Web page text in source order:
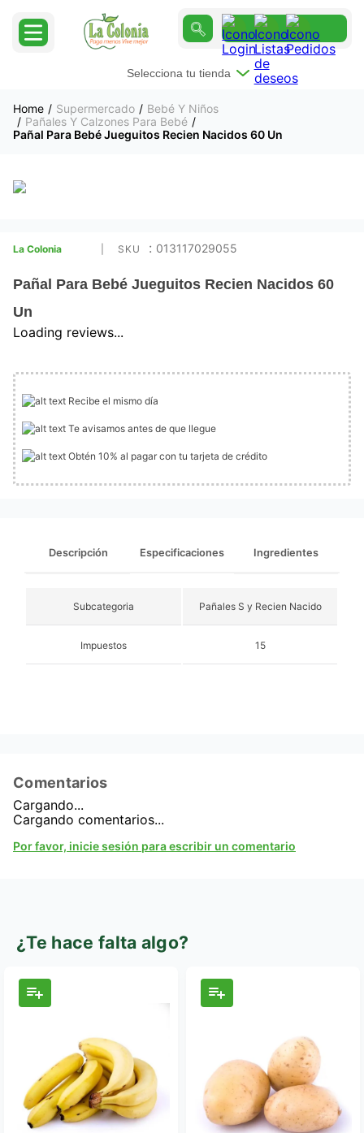
Selecciona tu tienda
Supermercado
Bebé Y Niños
Pañales Y Calzones Para Bebé
Pañal Para Bebé Jueguitos Recien Nacidos 60 Un
La Colonia : 013117029055
Pañal Para Bebé Jueguitos Recien Nacidos 60
Un
Loading reviews...
Recibe el mismo día
Te avisamos antes de que llegue
Obtén 10% al pagar con tu tarjeta de crédito
Descripción Especificaciones Ingredientes
Subcategoria Pañales S y Recien Nacido
Impuestos 15
Comentarios
Cargando...
Por favor, inicie sesión para escribir un comentario
Cargando comentarios...
¿Te hace falta algo?